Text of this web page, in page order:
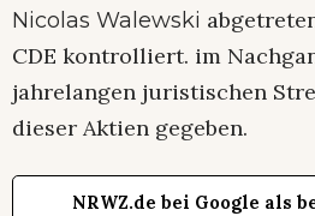
Nicolas Walewski
CDE kontrolliert. im
jahrelangen juristischen
dieser Aktien gegeben.
NRWZ.de bei Google als